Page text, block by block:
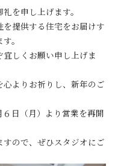
を申し上げます。
提供する住宅をお届けす
。
しくお願い申し上げま
よりお祈りし、新年のご
日（月） より営業を再開
ので、ぜひスタジオにご